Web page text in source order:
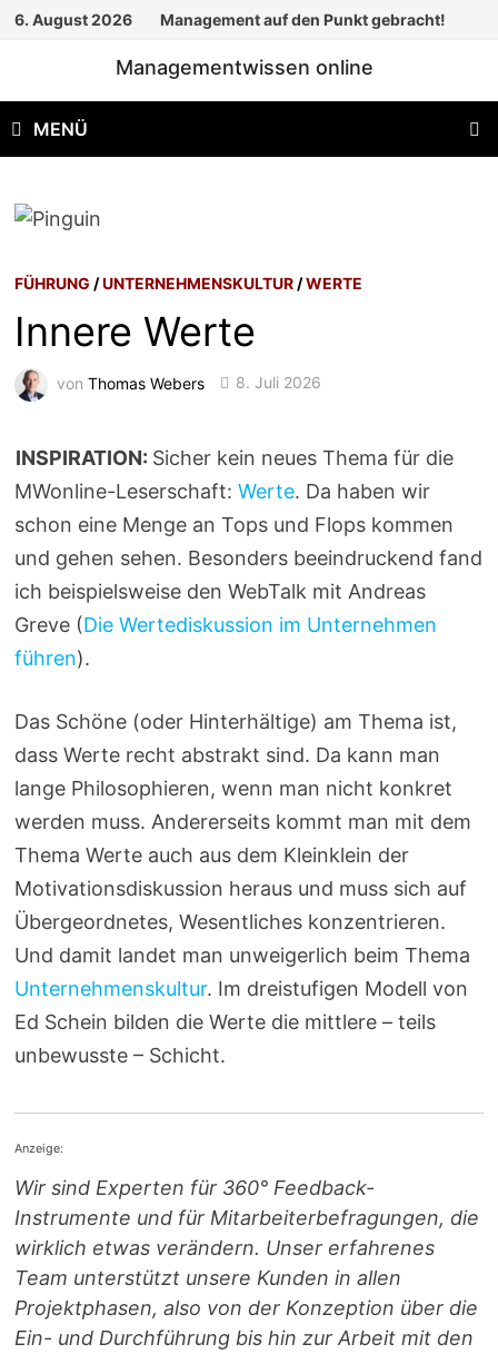
Zum
6. August 2026 Management auf den Punkt gebracht!
Managementwissen online
MENÜ
FÜHRUNG /UNTERNEHMENSKULTUR /WERTE
Innere Werte
vonThomas Webers 8. Juli 2026
INSPIRATION: Sicher kein neues Thema für die
MWonline-Leserschaft:Werte. Da haben wir
schon eine Menge an Tops und Flops kommen
und gehen sehen. Besonders beeindruckend fand
ich beispielsweise den WebTalk mit Andreas
Greve (Die Wertediskussion im Unternehmen
führen).
Das Schöne (oder Hinterhältige) am Thema ist,
dass Werte recht abstrakt sind. Da kann man
lange Philosophieren, wenn man nicht konkret
werden muss. Andererseits kommt man mit dem
Thema Werte auch aus dem Kleinklein der
Motivationsdiskussion heraus und muss sich auf
Übergeordnetes, Wesentliches konzentrieren.
Und damit landet man unweigerlich beim Thema
Unternehmenskultur. Im dreistufigen Modell von
Ed Schein bilden die Werte die mittlere – teils
unbewusste – Schicht.
Anzeige:
Wir sind Experten für 360° Feedback-
Instrumente und für Mitarbeiterbefragungen, die
wirklich etwas verändern. Unser erfahrenes
Team unterstützt unsere Kunden in allen
Projektphasen, also von der Konzeption über die
Ein- und Durchführung bis hin zur Arbeit mit den